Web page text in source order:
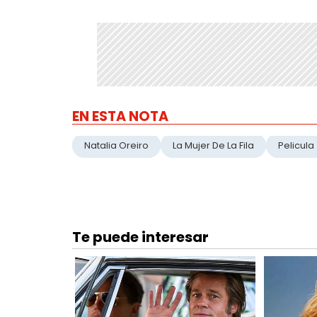
EN ESTA NOTA
Natalia Oreiro La Mujer De La Fila Pelicula